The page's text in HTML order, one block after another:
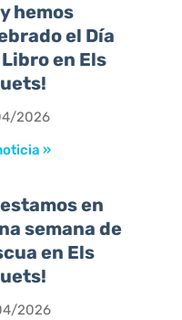
hemos
el Día
en Els
2026
»
estamos en
semana de
en Els
2026